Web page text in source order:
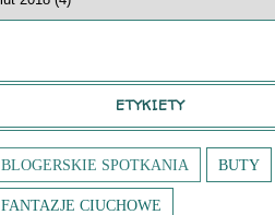
ETYKIETY
BLOGERSKIE SPOTKANIA BUTY
FANTAZJE CIUCHOWE